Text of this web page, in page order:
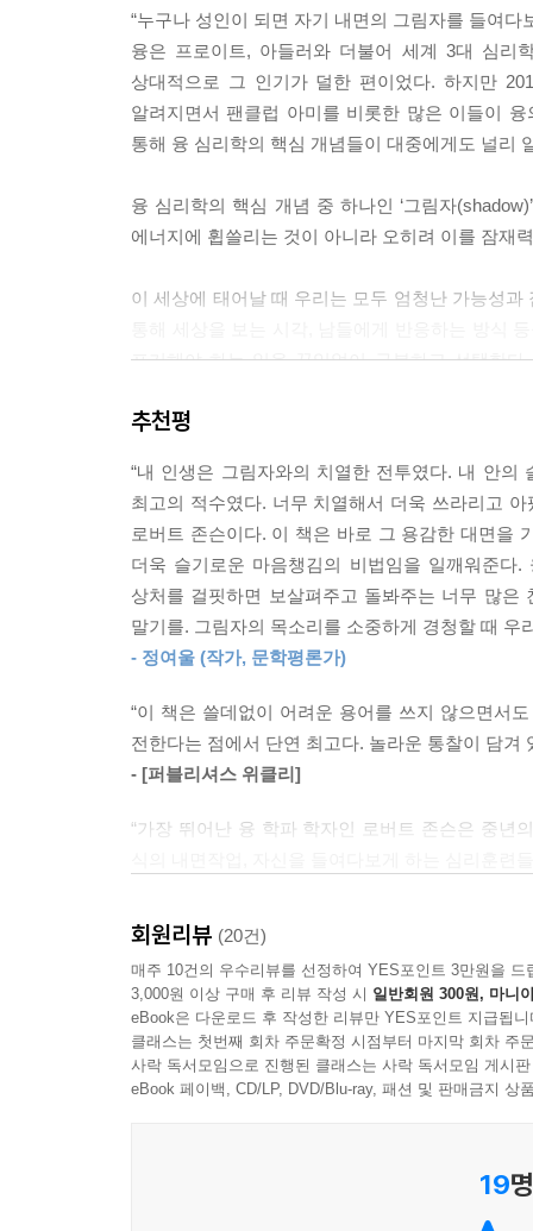
대안을 찾는 건 자연스러운 일이다. 품위 있게 무
단, 과도하고 무감각하게 일하거나 먹거나 취하거
식을 몰아내려 해서는 안 된다. 주의력을 발휘하
---「4장. 내가 진정으로 원하는 삶은 무엇일까?」
많다. 지금껏 열심히 만들어놓은 삶을 뒤엎을 필
삶’이 현재의 삶보다 딱히 멋지거나 굉장하지도
---「5장. ‘상징’을 통해 편향된 삶을 바로잡다」중
내적 패턴을 들여다볼 수 있게 되면, 그래서 그
있다.
---「6장. ‘적극적 상상’을 통해 그림자에게 말을 걸
꿈은 콤플렉스로 인한 삶의 매듭을 푸는 데 굉장
도 하다. 꿈에 주목하는 가장 중요한 이유는 아마
즉, 자신이 전능하다는 자아의 환상을 부정하고
써, 꿈은 우리로 하여금 약동하는 생의 신비에 눈뜨
‘영원한 아이’는 기운을 북돋고, 기발하고, 실험
소위 책임감이라는 것과 맞바꾸어 보수적이고 방
멈춰버리면, 우리는 완고하고 독단적이며 비판적
인간 의식이 경험하는 모든 것은 대극의 형태를
다. 깨달음의 길로 들어서려면, 삶을 모순의 연속
어딘가로 보내라는 얘기다. 자신의 권한과 자유
‘있는 그대로’를 긍정하면 된다.
---「9장. 분리된 삶을 하나로 통합하라」중에서
해치우려 애써봤자 더 많은 문제만 낳을 뿐이다.
“누구나 성인이 되면 자기 내면의 그림자를 들여다
융은 프로이트, 아들러와 더불어 세계 3대 심리
상대적으로 그 인기가 덜한 편이었다. 하지만
알려지면서 팬클럽 아미를 비롯한 많은 이들이
통해 융 심리학의 핵심 개념들이 대중에게도 널리
융 심리학의 핵심 개념 중 하나인 ‘그림자
에너지에 휩쓸리는 것이 아니라 오히려 이를 잠재
이 세상에 태어날 때 우리는 모두 엄청난 가능성
포기해야 하는 일을 끊임없이 구분하고 선택한
한다는 데 있다.
성인이 되어 일자리를 구하고 수입을 늘리고 사
보면 어느 순간 혼란스러운 생각이 들기 시작한
것이 무엇이며 과연 그런 삶을 살고 있는 것인가
한다. 일이 재미없어지기도 하고, 그동안 이룬
낯선 의심과 분노, 불안감이 커지기도 하고, 자포
부적절한 욕망에 휩싸이기도 한다. 이는 그동
들여다보고 그 목소리에 경청해야 할 때이다.
사랑도 미움도 모두 자신의 그림자를 남에게 떠넘
그림자에게 지배당할 것인가 아니면 그림자와 화
선택에서 제외된 ‘살지 못한 삶’이 그림자가 되는
방식을 너무 고집해서 가능성을 미리 차단하는
휘둘리고 있음을 자각해야 한다.
또한 그림자는 투사의 형태로 나타나 우리의 인
살지 못한 삶”이라고 했는데, 실제로 부모가 해결
위해서’라는 명목 하에 자녀의 의사와 상관없이
사랑도 미움도 모두 투사에서 비롯되는 것으로
추천평
“내 인생은 그림자와의 치열한 전투였다. 내 안의
최고의 적수였다. 너무 치열해서 더욱 쓰라리고
로버트 존슨이다. 이 책은 바로 그 용감한 대면을
더욱 슬기로운 마음챙김의 비법임을 일깨워준
상처를 걸핏하면 보살펴주고 돌봐주는 너무 많
말기를. 그림자의 목소리를 소중하게 경청할 때 우
- 정여울 (작가, 문학평론가)
“이 책은 쓸데없이 어려운 용어를 쓰지 않으면서
전한다는 점에서 단연 최고다. 놀라운 통찰이 담겨
- [퍼블리셔스 위클리]
“가장 뛰어난 융 학파 학자인 로버트 존슨은 중년
회원리뷰 (20건)
매주 10건의 우수리뷰를 선정하여 YES포인트 3만원을 드
3,000원 이상 구매 후 리뷰 작성 시 일반회원 300원, 마니
eBook은 다운로드 후 작성한 리뷰만 YES포인트 지급됩니
클래스는 첫번째 회차 주문확정 시점부터 마지막 회차 주
사락 독서모임으로 진행된 클래스는 사락 독서모임 게시
eBook 페이백, CD/LP, DVD/Blu-ray, 패션 및 판매금지 상
19